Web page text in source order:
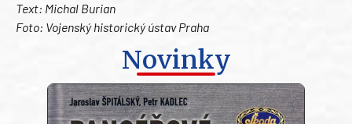
Text: Michal Burian
Foto: Vojenský historický ústav Praha
Novinky